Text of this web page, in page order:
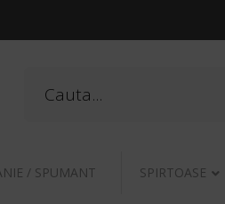
/ SPUMANT SPIRTOASE